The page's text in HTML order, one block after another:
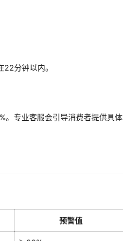
分钟以内。
。专业客服会引导消费者提供具体
预警值